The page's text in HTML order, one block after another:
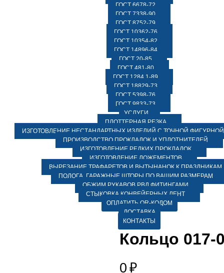
ГОСТ 6678-72
ГОСТ 7338-90
ГОСТ 8752-79
ГОСТ 10362-76
ГОСТ 10354-82
ГОСТ 14896-84
ГОСТ 20-85
ГОСТ 481-80
ГОСТ 1284.1-89
ГОСТ 18829-73
ГОСТ 5398-76
ГОСТ 9833-73
УСЛУГИ
ПЛОТТЕРНАЯ РЕЗКА
ИЗГОТОВЛЕНИЕ НЕСТАНДАРТНЫХ ИЗДЕЛИЙ С ТОЧНОЙ ФИГУРНОЙ
ПРОИЗВОДСТВО ПРОКЛАДОК И УПЛОТНИТЕЛЕЙ
ИЗГОТОВЛЕНИЕ РЕДКИХ ПРОКЛАДОК
ИЗГОТОВЛЕНИЕ ЛОЖЕМЕНТОВ
ВЫРЕЗАНИЕ ТРАФАРЕТОВ И ВЫТЫНАНОК К ПРАЗДНИКАМ
ПОЛОГА, ГАРАЖНЫЕ ШТОРЫ ПО ВАШИМ РАЗМЕРАМ
ОБЖИМ РУКАВОВ РВД ФИТИНГАМИ
СТЫКОВКА КОНВЕЙЕРНЫХ ЛЕНТ
ОПЛАТИТЬ QR-КОДОМ
ДОСТАВКА
КОНТАКТЫ
Кольцо 017-
0 ₽